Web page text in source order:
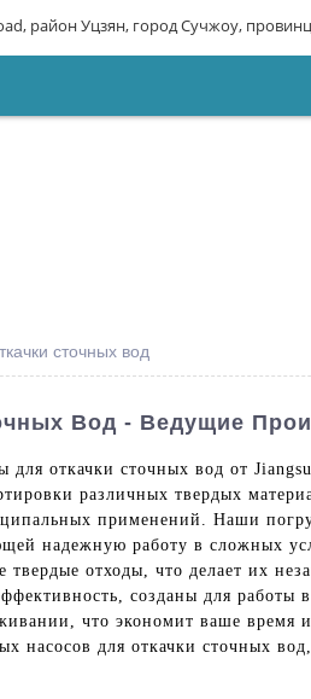
район Уцзян, город Сучжоу,
сточных вод
Вод - Ведущие
для откачки сточных вод от
различных твердых
применений. Наши
надежную работу в сложных
отходы, что делает их
созданы для работы
что экономит ваше время
насосов для откачки сточных